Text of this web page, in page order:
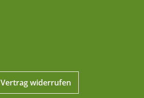
Vertrag widerrufen